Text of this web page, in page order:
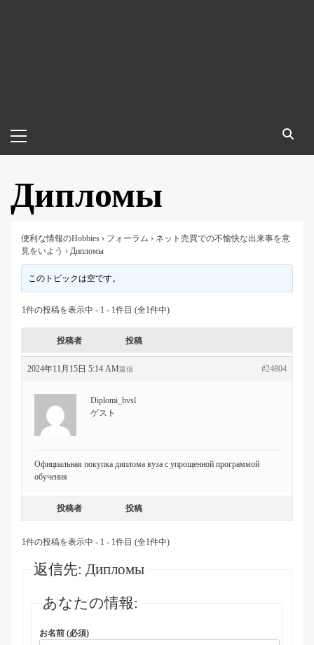
イ
ン
ニ
ュ
Дипломы
便利な情報のHobbies › フォーラム › ネット売買での不愉快な出来事を意
見をいよう › Дипломы
このトピックは空です。
1件の投稿を表示中 - 1 - 1件目 (全1件中)
投稿者 投稿
2024年11月15日 5:14 AM #24804
返信
Diplomi_hvsl
ゲスト
Официальная покупка диплома вуза с упрощенной программой
обучения
投稿者 投稿
1件の投稿を表示中 - 1 - 1件目 (全1件中)
返信先: Дипломы
あなたの情報:
お名前 (必須)